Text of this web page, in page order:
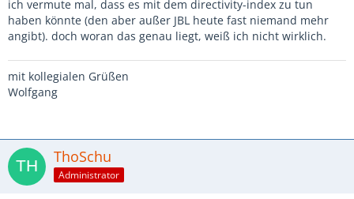
ich vermute mal, dass es mit dem directivity-index zu tun
haben könnte (den aber außer JBL heute fast niemand mehr
angibt). doch woran das genau liegt, weiß ich nicht wirklich.
mit kollegialen Grüßen
Wolfgang
ThoSchu
Administrator